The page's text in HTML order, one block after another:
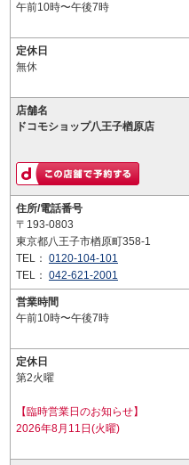
午前10時〜午後7時
定休日
無休
店舗名
ドコモショップ八王子楢原店
住所/電話番号
〒193-0803
東京都八王子市楢原町358-1
TEL： 0120-104-101
TEL： 042-621-2001
営業時間
午前10時〜午後7時
定休日
第2火曜
【臨時営業日のお知らせ】
2026年8月11日(火曜)